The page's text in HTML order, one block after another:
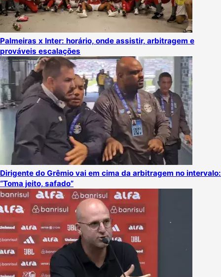
Palmeiras x Inter: horário, onde assistir, arbitragem e
prováveis escalações
Dirigente do Grêmio vai em cima da arbitragem no intervalo:
“Toma jeito, safado”